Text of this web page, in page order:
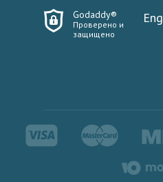
Godaddy®
Проверено и
защищено
Eng